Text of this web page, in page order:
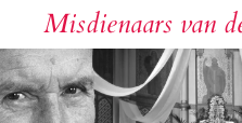
naar
de
hoofdinhoud
Misdienaars van